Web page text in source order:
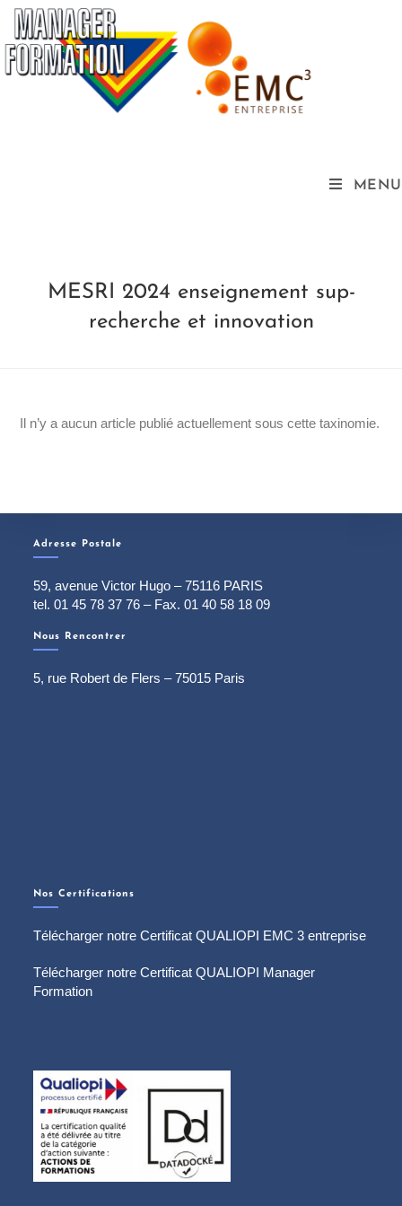
MENU
MESRI 2024 enseignement sup-
recherche et innovation
Il n’y a aucun article publié actuellement sous cette taxinomie.
Adresse Postale
59, avenue Victor Hugo – 75116 PARIS
tel. 01 45 78 37 76 – Fax. 01 40 58 18 09
Nous Rencontrer
5, rue Robert de Flers – 75015 Paris
Nos Certifications
Télécharger notre Certificat QUALIOPI EMC 3 entreprise
Télécharger notre Certificat QUALIOPI Manager
Formation